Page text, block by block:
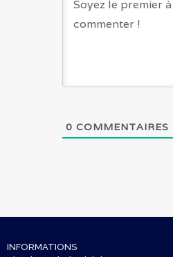
0 COMMENTAIRES
INFORMATIONS